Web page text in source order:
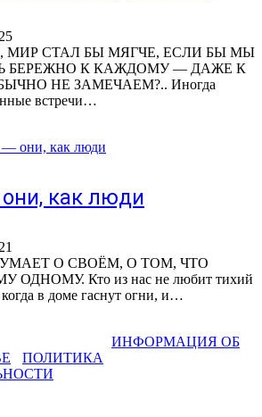
МИР СТАЛ БЫ МЯГЧЕ, ЕСЛИ БЫ МЫ
БЕРЕЖНО К КАЖДОМУ — ДАЖЕ К
НЕ ЗАМЕЧАЕМ?.. Иногда
встречи…
как люди
О СВОЁМ, О ТОМ, ЧТО
ОДНОМУ. Кто из нас не любит тихий
в доме гаснут огни, и…
ИНФОРМАЦИЯ ОБ
ПОЛИТИКА